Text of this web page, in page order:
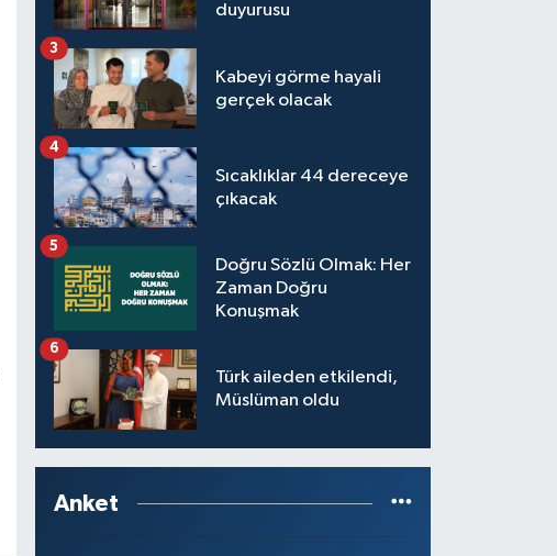
duyurusu
Kabeyi görme hayali
gerçek olacak
3
Sıcaklıklar 44 dereceye
çıkacak
4
Doğru Sözlü Olmak: Her
Zaman Doğru
Konuşmak
5
Türk aileden etkilendi,
Müslüman oldu
6
Anket